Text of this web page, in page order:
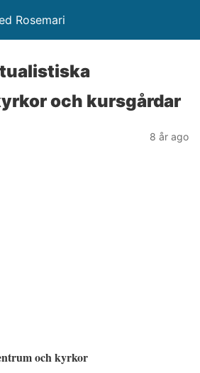
Rosemari
och kursgårdar
8 år ago
och kyrkor